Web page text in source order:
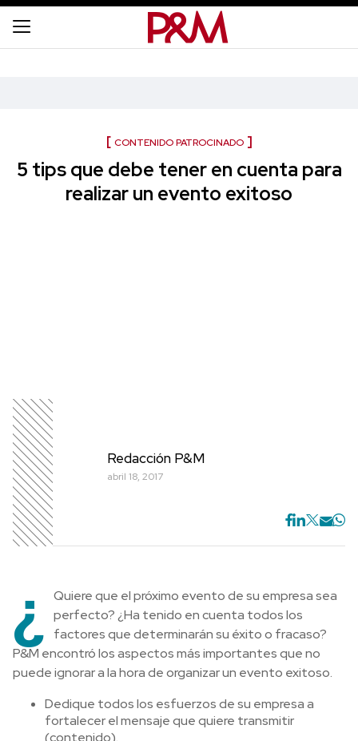
CONTENIDO PATROCINADO
5 tips que debe tener en cuenta para
realizar un evento exitoso
Redacción P&M
abril 18, 2017
¿
Quiere que el próximo evento de su empresa sea
perfecto? ¿Ha tenido en cuenta todos los
factores que determinarán su éxito o fracaso?
P&M encontró los aspectos más importantes que no
puede ignorar a la hora de organizar un evento exitoso.
Dedique todos los esfuerzos de su empresa a
fortalecer el mensaje que quiere transmitir
(contenido).